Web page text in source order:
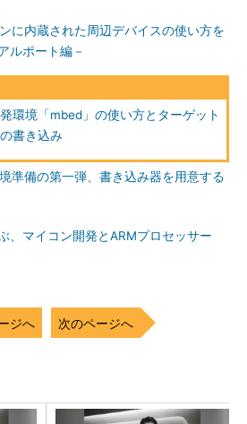
に内蔵された周辺デバイスの使い方を
ルポート編－
環境「mbed」の使い方とターゲット
書き込み
準備の第一弾、書き込み器を用意する
、マイコン開発とARMプロセッサー
ジへ 次のページへ